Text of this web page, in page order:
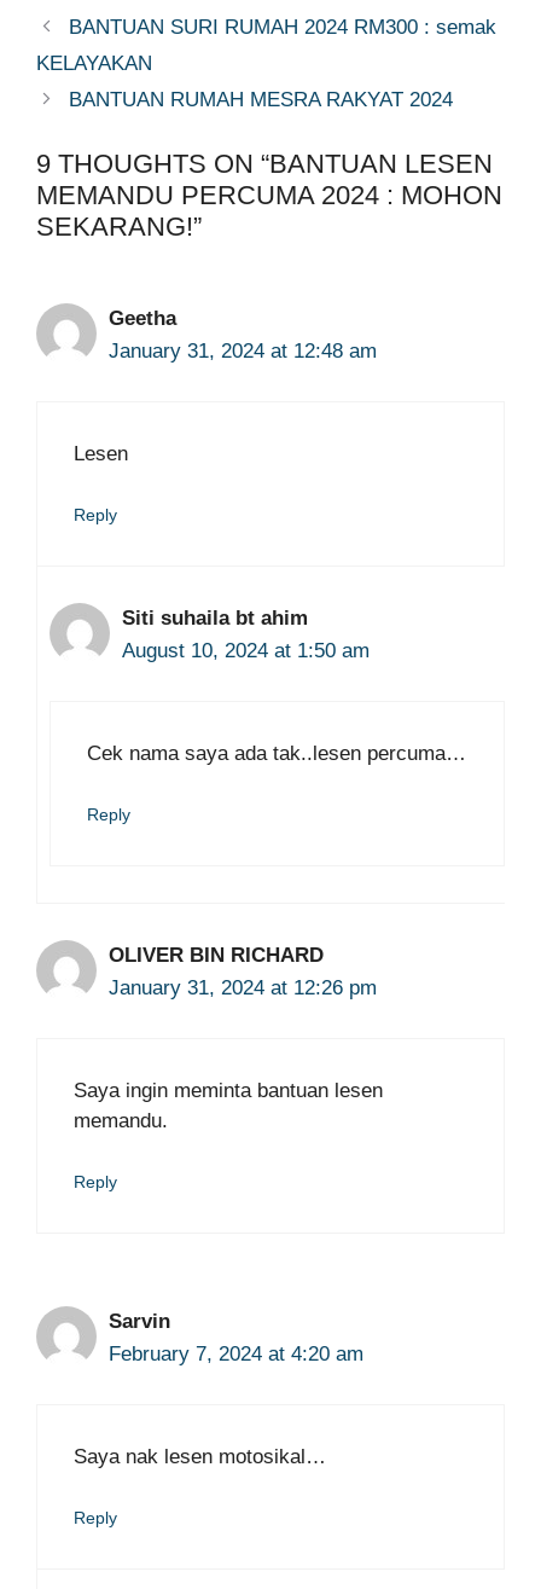
BANTUAN SURI RUMAH 2024 RM300 : semak
KELAYAKAN
BANTUAN RUMAH MESRA RAKYAT 2024
9 THOUGHTS ON “BANTUAN LESEN
MEMANDU PERCUMA 2024 : MOHON
SEKARANG!”
Geetha
January 31, 2024 at 12:48 am
Lesen
Reply
Siti suhaila bt ahim
August 10, 2024 at 1:50 am
Cek nama saya ada tak..lesen percuma…
Reply
OLIVER BIN RICHARD
January 31, 2024 at 12:26 pm
Saya ingin meminta bantuan lesen
memandu.
Reply
Sarvin
February 7, 2024 at 4:20 am
Saya nak lesen motosikal…
Reply